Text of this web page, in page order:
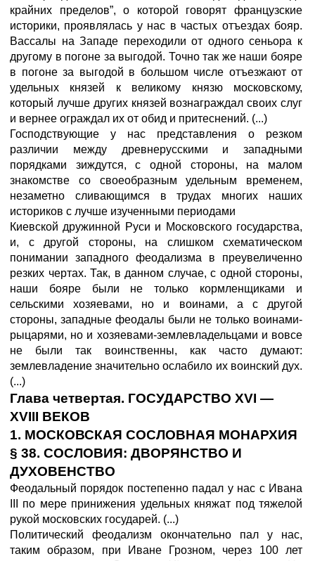
крайних пределов”, о которой говорят французские
историки, проявлялась у нас в частых отъездах бояр.
Вассалы на Западе переходили от одного сеньора к
другому в погоне за выгодой. Точно так же наши бояре
в погоне за выгодой в большом числе отъезжают от
удельных князей к великому князю московскому,
который лучше других князей вознаграждал своих слуг
и вернее ограждал их от обид и притеснений. (...)
Господствующие у нас представления о резком
различии между древнерусскими и западными
порядками зиждутся, с одной стороны, на малом
знакомстве со своеобразным удельным временем,
незаметно сливающимся в трудах многих наших
историков с лучше изученными периодами
Киевской дружинной Руси и Московского государства,
и, с другой стороны, на слишком схематическом
понимании западного феодализма в преувеличенно
резких чертах. Так, в данном случае, с одной стороны,
наши бояре были не только кормленщиками и
сельскими хозяевами, но и воинами, а с другой
стороны, западные феодалы были не только воинами-
рыцарями, но и хозяевами-землевладельцами и вовсе
не были так воинственны, как часто думают:
землевладение значительно ослабило их воинский дух.
(...)
Глава четвертая. ГОСУДАРСТВО XVI —
XVIII ВЕКОВ
1. МОСКОВСКАЯ СОСЛОВНАЯ МОНАРХИЯ
§ 38. СОСЛОВИЯ: ДВОРЯНСТВО И
ДУХОВЕНСТВО
Феодальный порядок постепенно падал у нас с Ивана
III по мере принижения удельных княжат под тяжелой
рукой московских государей. (...)
Политический феодализм окончательно пал у нас,
таким образом, при Иване Грозном, через 100 лет